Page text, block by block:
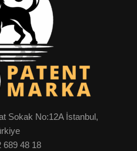
Sokak No:12A İstanbul,
689 48 18